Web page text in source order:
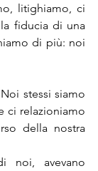
litighiamo, ci
fiducia di una
di più: noi
stessi siamo
ci relazioniamo
della nostra
noi, avevano